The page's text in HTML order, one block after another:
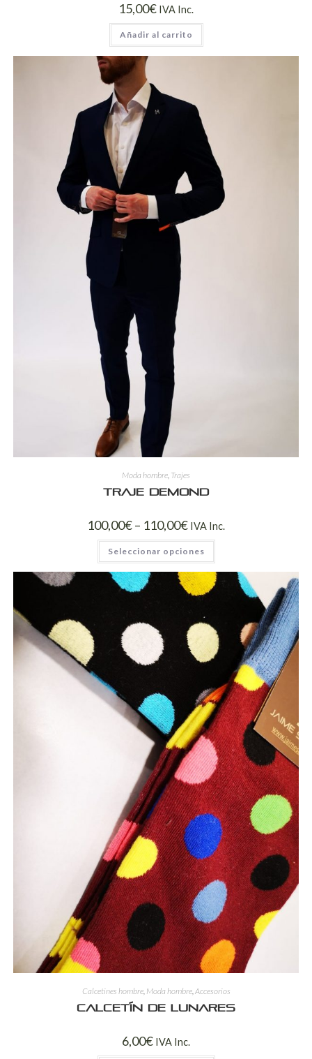
15,00€ IVA Inc.
Añadir al carrito
Moda hombre Trajes
Traje Demond
100,00€– 110,00€ IVA Inc.
Seleccionar opciones
Calcetines hombre, Moda hombre,Accesorios
Calcetín de lunares
6,00€ IVA Inc.